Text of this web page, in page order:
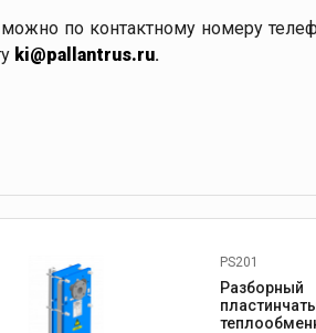
по контактному номеру
ki@pallantrus.ru.
PS201
Разборный